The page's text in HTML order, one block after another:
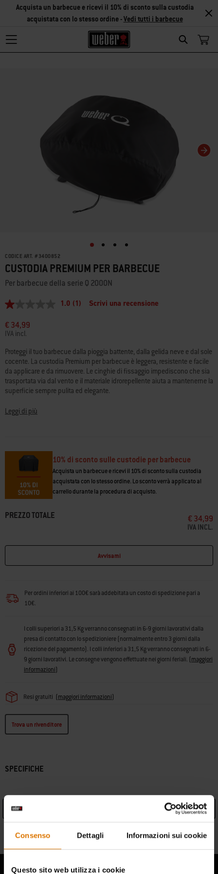
Consenso Dettagli Informazioni sui cookie
Questo sito web utilizza i cookie
Search
Acquista un barbecue e ricevi il 10% di sconto sulla custodia
acquistata con lo stesso ordine -Vedi tutti i barbecue
CODICE ART. # 3400852
CUSTODIA PREMIUM PER BARBECUE
Per barbecue della serie Q 2000N
1.0
su
5
,
valore
di
valutazione
medio.
Read
a
Review.
link
alla
1.0 (1) Scrivi una recensione
€ 34,99
IVA incl.
Proteggi il tuo barbecue dalla pioggia battente, dalla gelida neve e dal sole
cocente. La custodia Premium per barbecue è leggera, resistente e facile
da applicare e da rimuovere. Le cinghie di fissaggio impediscono che sia
trasportata via dal vento e il materiale idrorepellente aiuta a mantenerne la
superficie sempre pulita ed elegante.
Leggi di più
10% di sconto sulle custodie per barbecue
Acquista un barbecue e ricevi il 10% di sconto sulla custodia
acquistata con lo stesso ordine. Lo sconto verrà applicato al
carrello durante la procedura di acquisto.
PREZZO TOTALE € 34,99
IVA INCL.
Avvisami
Per ordini inferiori ai 100€ sarà addebitata un costo di spedizione pari a
10€.
I colli superiori a 31,5 Kg verranno consegnati in 6-9 giorni lavorativi dalla
presa di contatto con lo spedizioniere (normalmente entro 3 giorni dalla
ricezione del pagamento). I colli inferiori a 31,5 Kg verranno consegnati in 6-
9 giorni lavorativi. Le consegne vengono effettuate nei giorni feriali. (maggiori
informazioni)
Resi gratuiti (maggiori informazioni)
Trova un rivenditore
SPECIFICHE